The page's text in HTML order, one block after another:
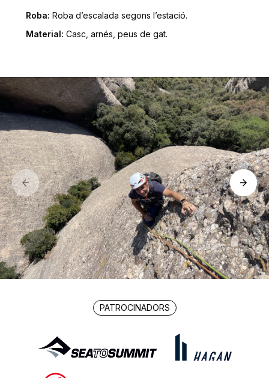
Roba: Roba d’escalada segons l’estació.
Material: Casc, arnés, peus de gat.
PATROCINADORS